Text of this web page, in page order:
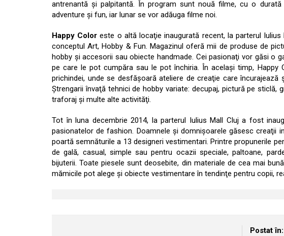
antrenantă şi palpitantă. În program sunt nouă filme, cu o
adventure şi fun, iar lunar se vor adăuga filme noi.
Happy Color este o altă locaţie inaugurată recent, la parterul
conceptul Art, Hobby & Fun. Magazinul oferă mii de produse de
hobby și accesorii sau obiecte handmade. Cei pasionaţi vor găsi o
pe care le pot cumpăra sau le pot închiria. În acelaşi timp,
prichindei, unde se desfăşoară ateliere de creaţie care
Ştrengarii învaţă tehnici de hobby variate: decupaj, pictură pe sticlă,
traforaj și multe alte activităţi.
Tot în luna decembrie 2014, la parterul Iulius Mall Cluj a fost
pasionatelor de fashion. Doamnele şi domnişoarele găsesc creaţii
poartă semnăturile a 13 designeri vestimentari. Printre propunerile
de gală, casual, simple sau pentru ocazii speciale, paltoane,
bijuterii. Toate piesele sunt deosebite, din materiale de cea mai
mămicile pot alege şi obiecte vestimentare în tendinţe pentru copii,
Postat în: